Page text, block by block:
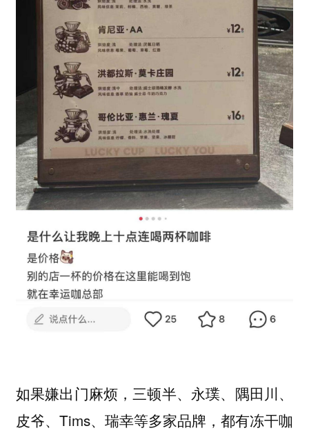
如果嫌出门麻烦，三顿半、永璞、隅田川、
皮爷、Tims、瑞幸等多家品牌，都有冻干咖